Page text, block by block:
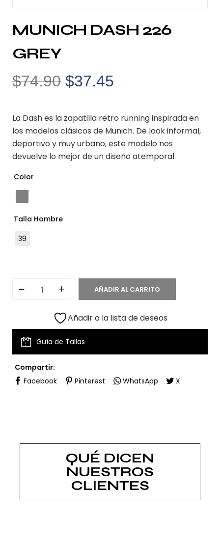
MUNICH DASH 226
GREY
$74.90 $37.45
La Dash es la zapatilla retro running inspirada en
los modelos clásicos de Munich. De look informal,
deportivo y muy urbano, este modelo nos
devuelve lo mejor de un diseño atemporal.
Color
Talla Hombre
39
AÑADIR AL CARRITO
Añadir a la lista de deseos
Guía de Tallas
Compartir:
Facebook
Pinterest WhatsApp X
QUÉ DICEN
NUESTROS
CLIENTES